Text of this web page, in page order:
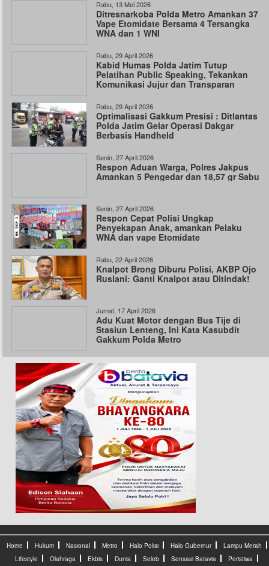
Rabu, 13 Mei 2026
Ditresnarkoba Polda Metro Amankan 37
Vape Etomidate Bersama 4 Tersangka
WNA dan 1 WNI
Rabu, 29 April 2026
Kabid Humas Polda Jatim Tutup
Pelatihan Public Speaking, Tekankan
Komunikasi Jujur dan Transparan
Rabu, 29 April 2026
Optimalisasi Gakkum Presisi : Ditlantas
Polda Jatim Gelar Operasi Dakgar
Berbasis Handheld
Senin, 27 April 2026
Respon Aduan Warga, Polres Jakpus
Amankan 5 Pengedar dan 18,57 gr Sabu
Senin, 27 April 2026
Respon Cepat Polisi Ungkap
Penyekapan Anak, amankan Pelaku
WNA dan vape Etomidate
Rabu, 22 April 2026
Knalpot Brong Diburu Polisi, AKBP Ojo
Ruslani: Ganti Knalpot atau Ditindak!
Jumat, 17 April 2026
Adu Kuat Motor dengan Bus Tije di
Stasiun Lenteng, Ini Kata Kasubdit
Gakkum Polda Metro
Home Hukum Nasional Metro Halo Polisi Halo Gubernur
Lampu Merah
Lifestyle
Olahraga Ekbis Dunia Seleb Sensasi Batavia Peristiwa